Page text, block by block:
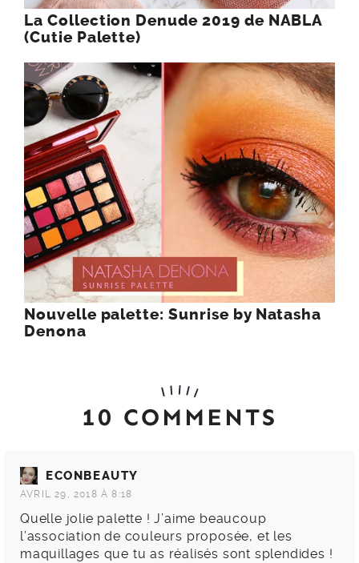
La Collection Denude 2019 de NABLA
(Cutie Palette)
Nouvelle palette: Sunrise by Natasha
Denona
10 COMMENTS
ECONBEAUTY
AVRIL 29, 2018 À 8:18
Quelle jolie palette ! J’aime beaucoup
l’association de couleurs proposée, et les
maquillages que tu as réalisés sont splendides !